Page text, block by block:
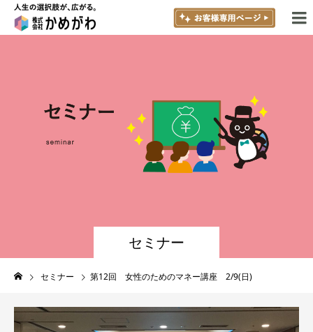
セミナー
セミナー 第12回 女性のためのマネー講座 2/9(日)